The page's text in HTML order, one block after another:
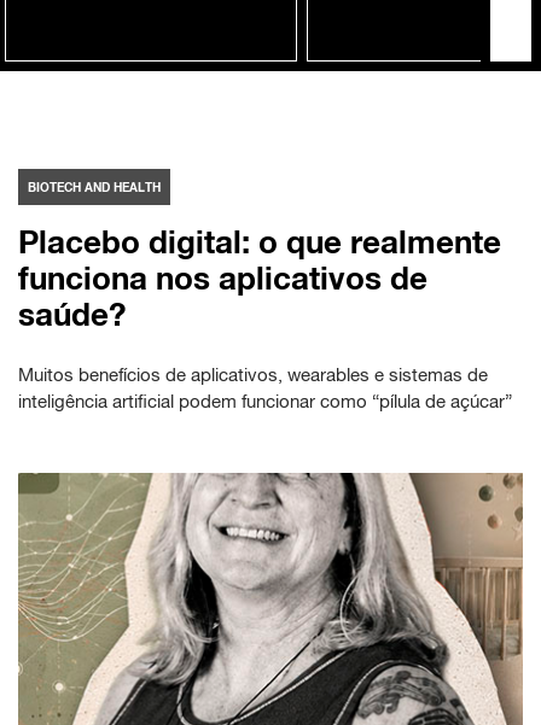
BIOTECH AND HEALTH
Placebo digital: o que realmente
funciona nos aplicativos de
saúde?
Muitos benefícios de aplicativos, wearables e sistemas de
inteligência artificial podem funcionar como “pílula de açúcar”